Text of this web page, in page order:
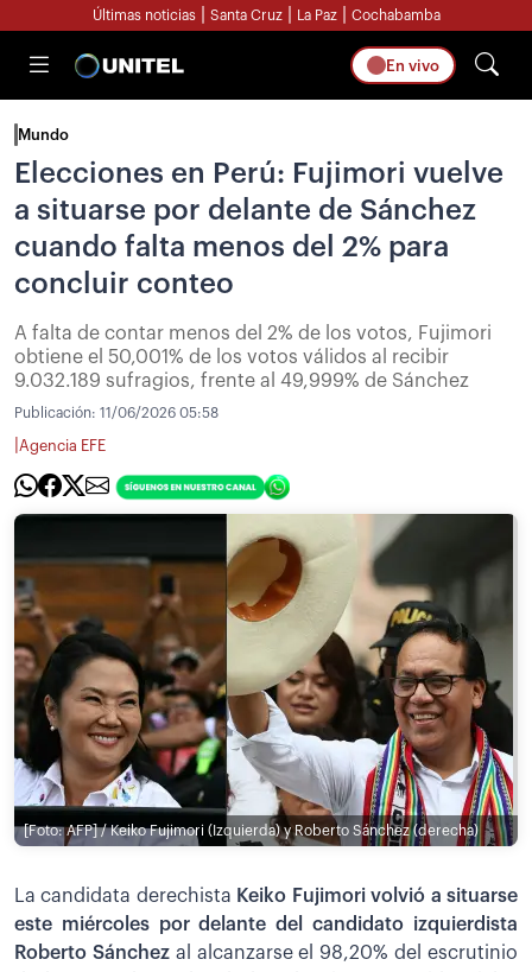
Últimas noticias Santa Cruz La Paz Cochabamba
En vivo
Mundo
Elecciones en Perú: Fujimori vuelve
a situarse por delante de Sánchez
cuando falta menos del 2% para
concluir conteo
A falta de contar menos del 2% de los votos, Fujimori
obtiene el 50,001% de los votos válidos al recibir
9.032.189 sufragios, frente al 49,999% de Sánchez
Publicación: 11/06/2026 05:58
Agencia EFE
[Foto: AFP] / Keiko Fujimori (Izquierda) y Roberto Sánchez (derecha)
La candidata derechista Keiko Fujimori volvió a situarse
este miércoles por delante del candidato izquierdista
Roberto Sánchez al alcanzarse el 98,20% del escrutinio